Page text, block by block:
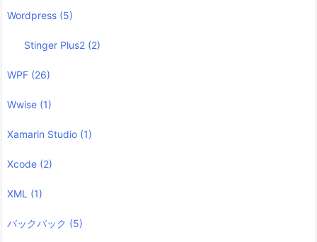
Wordpress (5)
Stinger Plus2 (2)
WPF (26)
Wwise (1)
Xamarin Studio (1)
Xcode (2)
XML (1)
バックパック (5)